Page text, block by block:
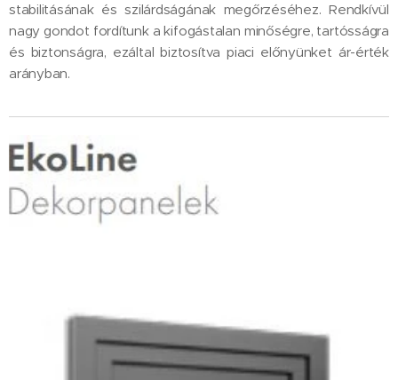
stabilitásának és szilárdságának megőrzéséhez. Rendkívül
nagy gondot fordítunk a kifogástalan minőségre, tartósságra
és biztonságra, ezáltal biztosítva piaci előnyünket ár-érték
arányban.